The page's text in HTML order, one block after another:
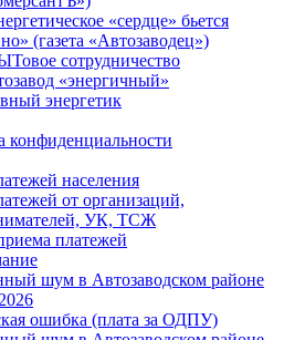
«сердце» бьется
(газета «Автозаводец»)
сотрудничество
«энергичный»
энергетик
конфиденциальности
населения
от организаций,
УК, ТСЖ
платежей
шум в Автозаводском районе
ошибка (плата за ОДПУ)